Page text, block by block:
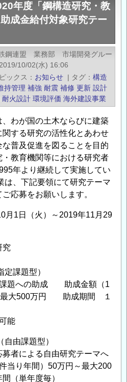
年度「鋼構造研究・教
成金給付対象研究テー
鋼連盟 業務部 市場開発グルー
2019/10/02(水) 16:06
ックス お知らせ | タグ
構造
持管理 補強 耐震 補修 更新 設計
耐火設計 環境評価 海外建設事業
、わが国の土木ならびに建築
する研究の活性化とあわせ
普及促進を図ることを目的
教育機関等における研究者
年より継続して実施してい
は、下記要領にて研究テーマ
応募をお願いします。
月1日（火）～2019年11月29
究
課題型）
題への助成 助成金額（1
最大500万円 助成期間 １
能
由課題型）
者による自由研究テーマへ
り年間）50万円～最大200
単年度毎）